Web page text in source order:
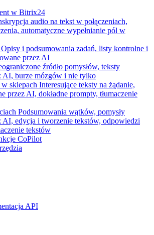
w Bitrix24
audio na tekst w połączeniach,
automatyczne wypełnianie pól w
Opisy i podsumowania zadań, listy kontrolne i
przez AI
źródło pomysłów, teksty
AI, burze mózgów i nie tylko
sklepach Interesujące teksty na żądanie,
przez AI, dokładne prompty, tłumaczenie
Podsumowania wątków, pomysły
AI, edycja i tworzenie tekstów, odpowiedzi
tekstów
CoPilot
API